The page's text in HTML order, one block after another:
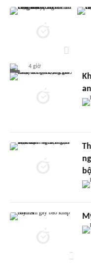
4 giờ